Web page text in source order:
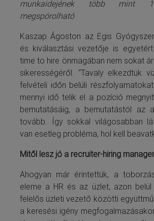
munkaidejének több mint
megspórolható
Kaszap Ágoston az Egis
és kiválasztási vezetője is
time to hire önmagában nem sokat
sikerességéről. “Tavaly elkezdtük
felvételi időn belüli
mennyi idő telik el a pozíció
bemutatásáig, a bemutatástól az
tovább. Így sokkal világosabban
van esetleg probléma, hol kell
Mitől lesz jó a recruiter-hiring
Ahogyan már érintettük, a
eleme a HR és az üzlet, azon
felelős üzleti vezető közötti
a keresési igény